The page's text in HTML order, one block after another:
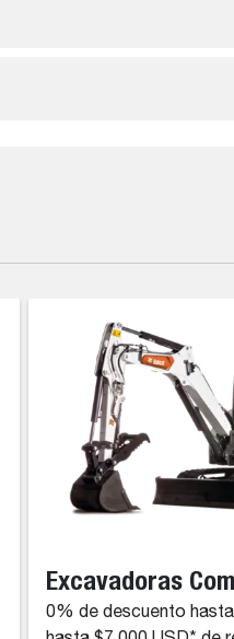
Excavadoras
0% de descuento